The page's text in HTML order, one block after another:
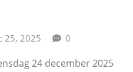
25, 2025 0
24 december 2025